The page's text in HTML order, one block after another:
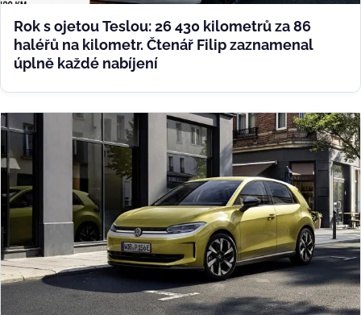
Rok s ojetou Teslou: 26 430 kilometrů za 86
haléřů na kilometr. Čtenář Filip zaznamenal
úplně každé nabíjení